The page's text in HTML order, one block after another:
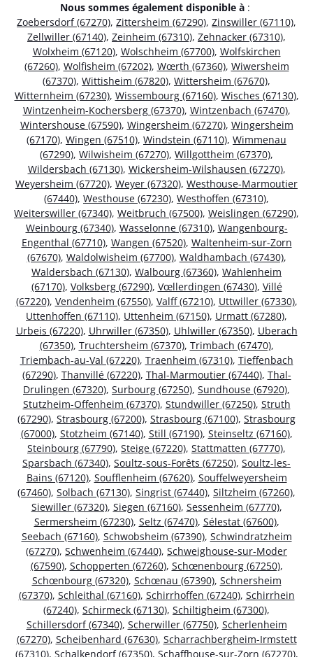
Nous sommes également disponible à :
Zoebersdorf (67270), Zittersheim (67290), Zinswiller (67110),
Zellwiller (67140), Zeinheim (67310), Zehnacker (67310),
Wolxheim (67120), Wolschheim (67700), Wolfskirchen
(67260), Wolfisheim (67202), Wœrth (67360), Wiwersheim
(67370), Wittisheim (67820), Wittersheim (67670),
Witternheim (67230), Wissembourg (67160), Wisches (67130),
Wintzenheim-Kochersberg (67370), Wintzenbach (67470),
Wintershouse (67590), Wingersheim (67270), Wingersheim
(67170), Wingen (67510), Windstein (67110), Wimmenau
(67290), Wilwisheim (67270), Willgottheim (67370),
Wildersbach (67130), Wickersheim-Wilshausen (67270),
Weyersheim (67720), Weyer (67320), Westhouse-Marmoutier
(67440), Westhouse (67230), Westhoffen (67310),
Weiterswiller (67340), Weitbruch (67500), Weislingen (67290),
Weinbourg (67340), Wasselonne (67310), Wangenbourg-
Engenthal (67710), Wangen (67520), Waltenheim-sur-Zorn
(67670), Waldolwisheim (67700), Waldhambach (67430),
Waldersbach (67130), Walbourg (67360), Wahlenheim
(67170), Volksberg (67290), Vœllerdingen (67430), Villé
(67220), Vendenheim (67550), Valff (67210), Uttwiller (67330),
Uttenhoffen (67110), Uttenheim (67150), Urmatt (67280),
Urbeis (67220), Uhrwiller (67350), Uhlwiller (67350), Uberach
(67350), Truchtersheim (67370), Trimbach (67470),
Triembach-au-Val (67220), Traenheim (67310), Tieffenbach
(67290), Thanvillé (67220), Thal-Marmoutier (67440), Thal-
Drulingen (67320), Surbourg (67250), Sundhouse (67920),
Stutzheim-Offenheim (67370), Stundwiller (67250), Struth
(67290), Strasbourg (67200), Strasbourg (67100), Strasbourg
(67000), Stotzheim (67140), Still (67190), Steinseltz (67160),
Steinbourg (67790), Steige (67220), Stattmatten (67770),
Sparsbach (67340), Soultz-sous-Forêts (67250), Soultz-les-
Bains (67120), Soufflenheim (67620), Souffelweyersheim
(67460), Solbach (67130), Singrist (67440), Siltzheim (67260),
Siewiller (67320), Siegen (67160), Sessenheim (67770),
Sermersheim (67230), Seltz (67470), Sélestat (67600),
Seebach (67160), Schwobsheim (67390), Schwindratzheim
(67270), Schwenheim (67440), Schweighouse-sur-Moder
(67590), Schopperten (67260), Schœnenbourg (67250),
Schœnbourg (67320), Schœnau (67390), Schnersheim
(67370), Schleithal (67160), Schirrhoffen (67240), Schirrhein
(67240), Schirmeck (67130), Schiltigheim (67300),
Schillersdorf (67340), Scherwiller (67750), Scherlenheim
(67270), Scheibenhard (67630), Scharrachbergheim-Irmstett
(67310), Schalkendorf (67350), Schaffhouse-sur-Zorn (67270),